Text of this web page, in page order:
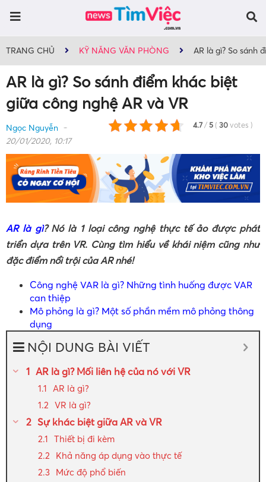
TRANG CHỦ KỸ NĂNG VĂN PHÒNG AR là gì? So sánh
AR là gì? So sánh điểm khác biệt
giữa công nghệ AR và VR
4.7 / 5 ( 30 votes )
Ngọc Nguyễn
20/01/2020, 10:17
AR là gì? Nó là 1 loại công nghệ thực tế ảo được phát
triển dựa trên VR. Cùng tìm hiểu về khái niệm cũng như
đặc điểm nổi trội của AR nhé!
Công nghệ VAR là gì? Những tình huống được VAR
can thiệp
Mô phỏng là gì? Một số phần mềm mô phỏng thông
dụng
NỘI DUNG BÀI VIẾT
AR là gì? Mối liên hệ của nó với VR
AR là gì?
VR là gì?
Sự khác biệt giữa AR và VR
Thiết bị đi kèm
Khả năng áp dụng vào thực tế
Mức độ phổ biến